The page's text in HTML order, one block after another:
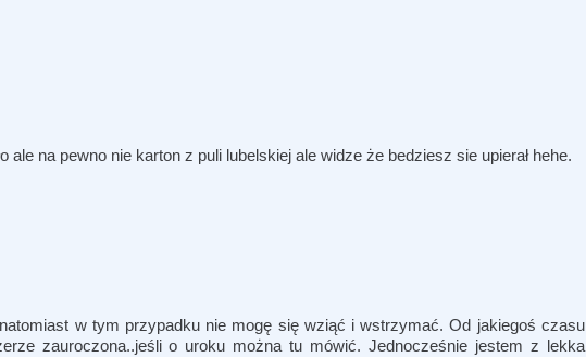
na pewno nie karton z puli lubelskiej ale widze że bedziesz sie upierał hehe.
w tym przypadku nie mogę się wziąć i wstrzymać. Od jakiegoś czasu
zauroczona..jeśli o uroku można tu mówić. Jednocześnie jestem z lekka